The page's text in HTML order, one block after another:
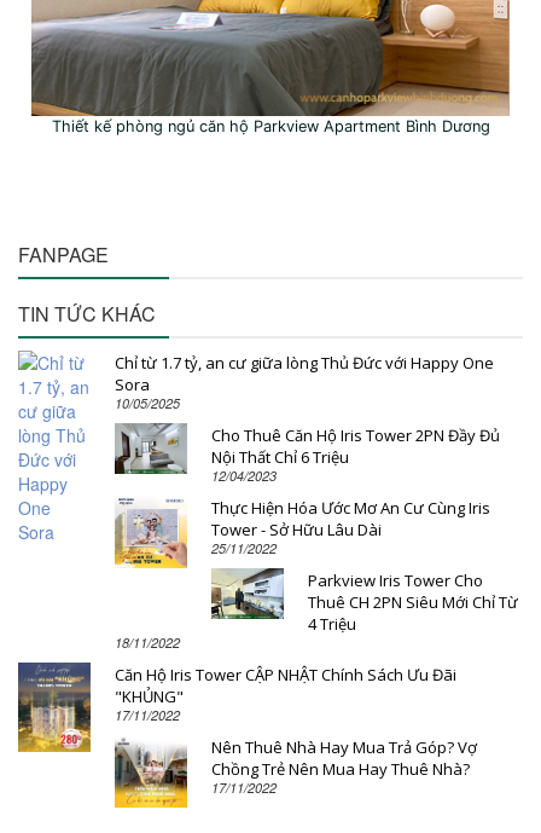
Thiết kế phòng ngủ căn hộ Parkview Apartment Bình Dương
FANPAGE
TIN TỨC KHÁC
Chỉ từ 1.7 tỷ, an cư giữa lòng Thủ Đức với Happy One
Sora
10/05/2025
Cho Thuê Căn Hộ Iris Tower 2PN Đầy Đủ
Nội Thất Chỉ 6 Triệu
12/04/2023
Thực Hiện Hóa Ước Mơ An Cư Cùng Iris
Tower - Sở Hữu Lâu Dài
25/11/2022
Parkview Iris Tower Cho
Thuê CH 2PN Siêu Mới Chỉ Từ
4 Triệu
18/11/2022
Căn Hộ Iris Tower CẬP NHẬT Chính Sách Ưu Đãi
"KHỦNG"
17/11/2022
Nên Thuê Nhà Hay Mua Trả Góp? Vợ
Chồng Trẻ Nên Mua Hay Thuê Nhà?
17/11/2022